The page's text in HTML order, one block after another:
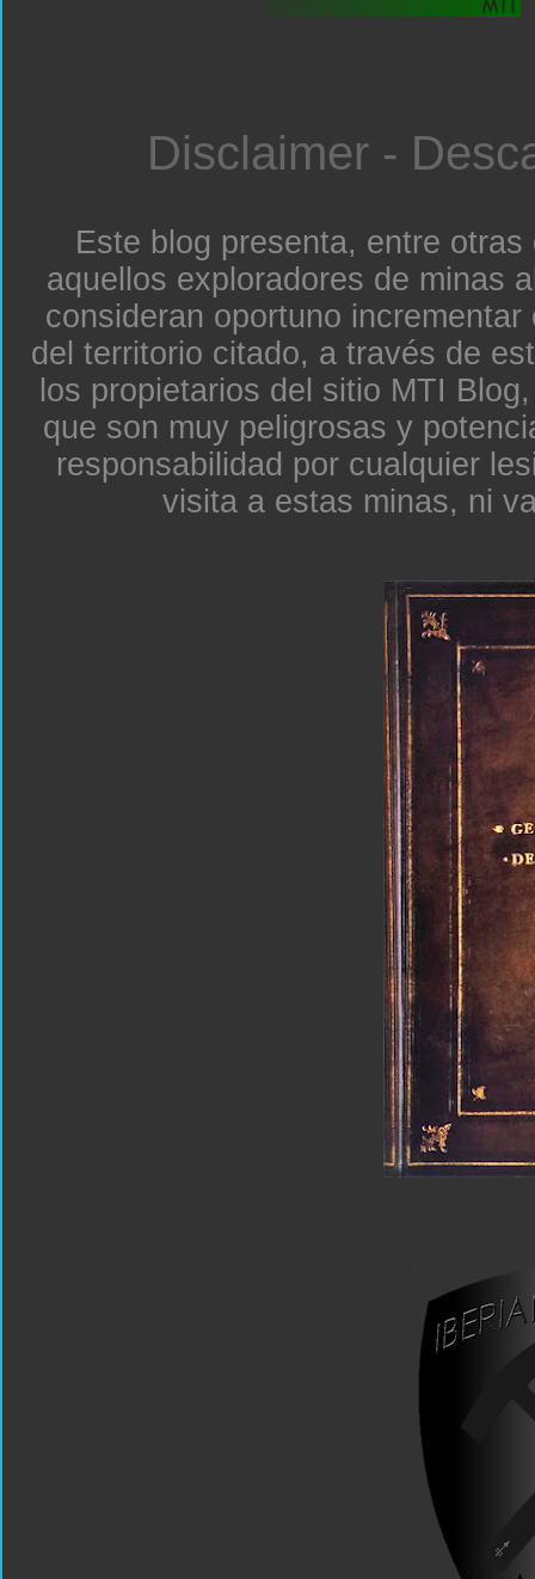
Disclaimer -
Este blog presenta, entre
aquellos exploradores de minas
consideran oportuno
del territorio citado, a través de
los propietarios del sitio MTI
que son muy peligrosas y
responsabilidad por cualquier
visita a estas minas, ni